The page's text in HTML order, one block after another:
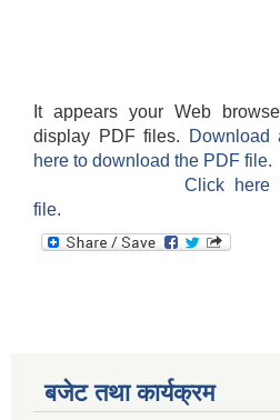
It appears your Web
display PDF files.
here to download the PDF file.
Click here
file.
बजेट तथा कार्यक्रम